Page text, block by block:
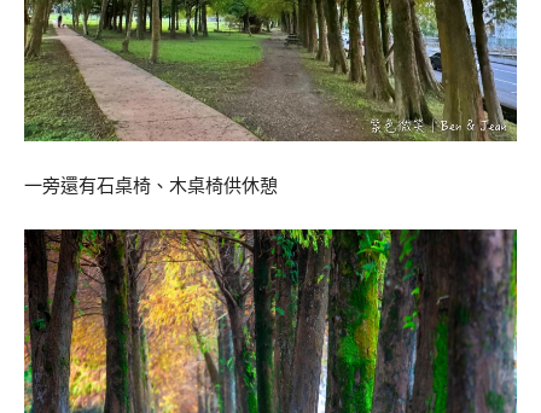
一旁還有石桌椅、木桌椅供休憩